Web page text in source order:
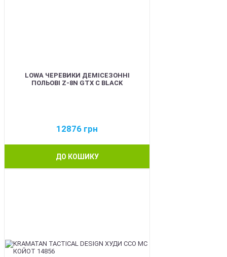
LOWA ЧЕРЕВИКИ ДЕМІСЕЗОННІ
ПОЛЬОВІ Z-8N GTX C BLACK
12876 грн
ДО КОШИКУ